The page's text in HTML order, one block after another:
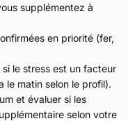
supplémentez à
en priorité (fer,
le stress est un facteur
le matin selon le profil).
et évaluer si les
selon votre